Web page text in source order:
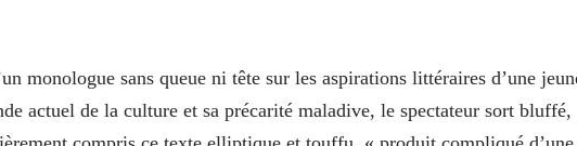
monologue sans queue ni tête sur les aspirations littéraires d’une
actuel de la culture et sa précarité maladive, le spectateur sort bluffé,